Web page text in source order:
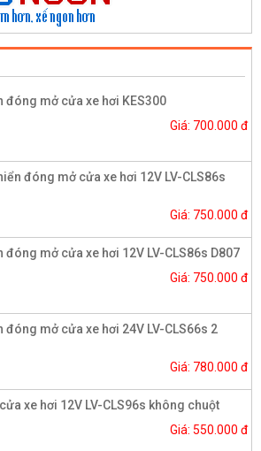
đóng mở cửa xe hơi KES300
Giá: 700.000 đ
đóng mở cửa xe hơi 12V LV-CLS86s
Giá: 750.000 đ
đóng mở cửa xe hơi 12V LV-CLS86s D807
Giá: 750.000 đ
đóng mở cửa xe hơi 24V LV-CLS66s 2
Giá: 780.000 đ
xe hơi 12V LV-CLS96s không chuột
Giá: 550.000 đ